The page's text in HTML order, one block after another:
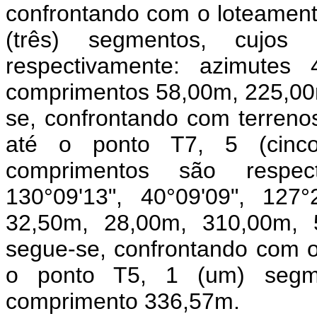
confrontando com o
(três) segmentos, cujos
respectivamente: azimutes
comprimentos 58,00m,
se, confrontando com
até o ponto T7, 5
comprimentos são
130°09'13", 40°09'09",
32,50m, 28,00m,
segue-se, confrontando com
o ponto T5, 1 (um)
comprimento 336,57m.